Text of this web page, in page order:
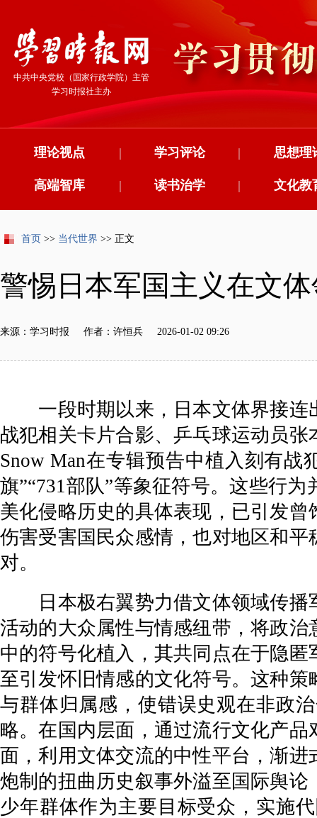
中共中央党校（国家行政学院）主管
学习时报社主办
理论视点 学习评论
| 思想理
|
高端智库 读书治学
| 文化教
|
首页 >> 当代世界 >> 正文
警惕日本军国主义在文
来源：学习时报 作者：许恒兵 2026-01-02 09:26
一段时期以来，日本文体界接连
战犯相关卡片合影、乒乓球运动员
Snow Man在专辑预告中植入刻有
旗”“731部队”等象征符号。这些行
美化侵略历史的具体表现，已引发
伤害受害国民众感情，也对地区和
对。
日本极右翼势力借文体领域传播
活动的大众属性与情感纽带，将政
中的符号化植入，其共同点在于隐
至引发怀旧情感的文化符号。这种
与群体归属感，使错误史观在非政
略。在国内层面，通过流行文化产
面，利用文体交流的中性平台，渐
炮制的扭曲历史叙事外溢至国际舆
少年群体作为主要目标受众，实施